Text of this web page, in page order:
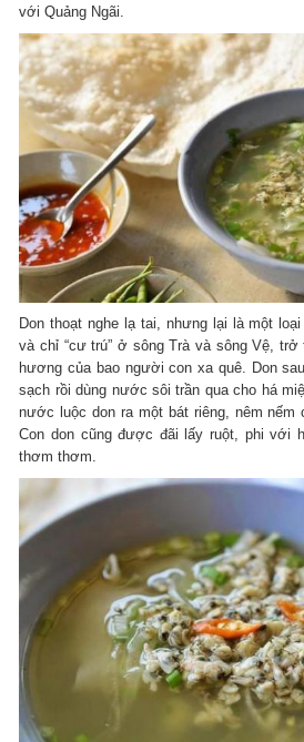
với Quảng Ngãi.
Don thoạt nghe lạ tai, nhưng lại là một
và chỉ “cư trú” ở sông Trà và sông Vệ,
hương của bao người con xa quê. Don
sạch rồi dùng nước sôi trần qua cho há
nước luộc don ra một bát riêng, nêm nếm
Con don cũng được đãi lấy ruột, phi với
thơm thơm.